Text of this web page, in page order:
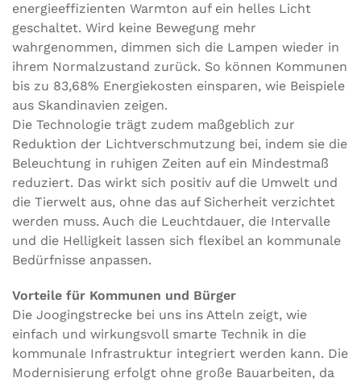
energieeffizienten Warmton auf ein helles Licht
geschaltet. Wird keine Bewegung mehr
wahrgenommen, dimmen sich die Lampen wieder in
ihrem Normalzustand zurück. So können Kommunen
bis zu 83,68% Energiekosten einsparen, wie Beispiele
aus Skandinavien zeigen.
Die Technologie trägt zudem maßgeblich zur
Reduktion der Lichtverschmutzung bei, indem sie die
Beleuchtung in ruhigen Zeiten auf ein Mindestmaß
reduziert. Das wirkt sich positiv auf die Umwelt und
die Tierwelt aus, ohne das auf Sicherheit verzichtet
werden muss. Auch die Leuchtdauer, die Intervalle
und die Helligkeit lassen sich flexibel an kommunale
Bedürfnisse anpassen.
Vorteile für Kommunen und Bürger
Die Joogingstrecke bei uns ins Atteln zeigt, wie
einfach und wirkungsvoll smarte Technik in die
kommunale Infrastruktur integriert werden kann. Die
Modernisierung erfolgt ohne große Bauarbeiten, da